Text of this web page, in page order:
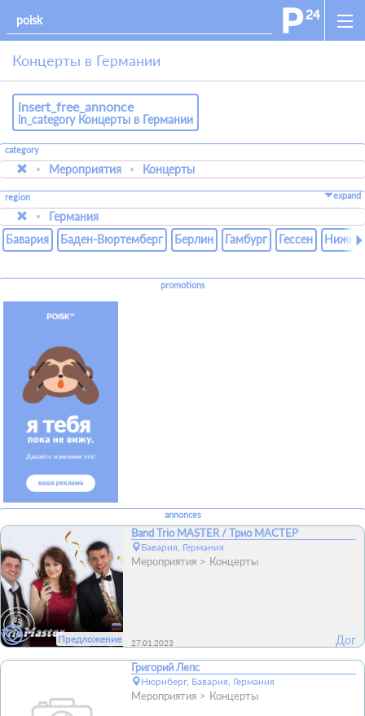
Концерты в Германии
insert_free_annonce
in_category Концерты в Германии
category
Мероприятия Концерты
region expand
Германия
Бавария
Баден-Вюртемберг Берлин Гамбург Гессен
promotions
annonces
Предложение
Band Trio MASTER / Трио МАСТЕР
Бавария, Германия
Мероприятия Концерты
27.01.2023 Дог
Григорий Лепс
Нюрнберг, Бавария, Германия
Мероприятия Концерты